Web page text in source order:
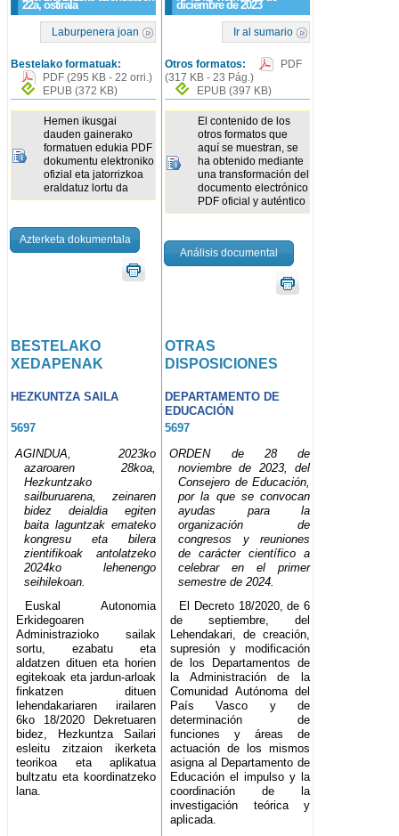
22a, ostirala diciembre de 2023
Laburpenera joan
Bestelako formatuak:
PDF (295 KB - 22 orri.)
EPUB (372 KB)
Hemen ikusgai
dauden gainerako
formatuen edukia PDF
dokumentu elektroniko
ofizial eta jatorrizkoa
eraldatuz lortu da
Azterketa dokumentala
Ir al sumario
Otros formatos:
PDF
(317 KB - 23 Pág.)
EPUB(397 KB)
El contenido de los
otros formatos que
aquí se muestran, se
ha obtenido mediante
una transformación del
documento electrónico
PDF oficial y auténtico
Análisis documental
BESTELAKO
XEDAPENAK
OTRAS
DISPOSICIONES
HEZKUNTZA SAILA
DEPARTAMENTO DE
EDUCACIÓN
5697
5697
AGINDUA, 2023ko
azaroaren 28koa,
Hezkuntzako
sailburuarena, zeinaren
bidez deialdia egiten
baita laguntzak emateko
kongresu eta bilera
zientifikoak antolatzeko
2024ko lehenengo
seihilekoan.
ORDEN de 28 de
noviembre de 2023, del
Consejero de Educación,
por la que se convocan
ayudas para la
organización de
congresos y reuniones
de carácter científico a
celebrar en el primer
semestre de 2024.
Euskal Autonomia
Erkidegoaren
Administrazioko sailak
sortu, ezabatu eta
aldatzen dituen eta horien
egitekoak eta jardun-arloak
finkatzen dituen
lehendakariaren irailaren
6ko 18/2020 Dekretuaren
bidez, Hezkuntza Sailari
esleitu zitzaion ikerketa
teorikoa eta aplikatua
bultzatu eta koordinatzeko
lana.
El Decreto 18/2020, de 6
de septiembre, del
Lehendakari, de creación,
supresión y modificación
de los Departamentos de
la Administración de la
Comunidad Autónoma del
País Vasco y de
determinación de
funciones y áreas de
actuación de los mismos
asigna al Departamento de
Educación el impulso y la
coordinación de la
investigación teórica y
aplicada.